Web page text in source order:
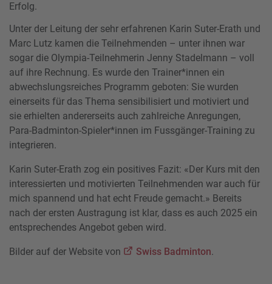
Erfolg.
Unter der Leitung der sehr erfahrenen Karin Suter-Erath und
Marc Lutz kamen die Teilnehmenden – unter ihnen war
sogar die Olympia-Teilnehmerin Jenny Stadelmann – voll
auf ihre Rechnung. Es wurde den Trainer*innen ein
abwechslungsreiches Programm geboten: Sie wurden
einerseits für das Thema sensibilisiert und motiviert und
sie erhielten andererseits auch zahlreiche Anregungen,
Para-Badminton-Spieler*innen im Fussgänger-Training zu
integrieren.
Karin Suter-Erath zog ein positives Fazit: «Der Kurs mit den
interessierten und motivierten Teilnehmenden war auch für
mich spannend und hat echt Freude gemacht.» Bereits
nach der ersten Austragung ist klar, dass es auch 2025 ein
entsprechendes Angebot geben wird.
Bilder auf der Website von Swiss Badminton.